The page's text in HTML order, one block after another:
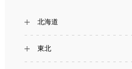
北海道
東北